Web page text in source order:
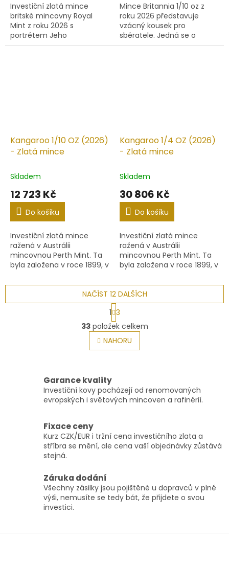
Investiční zlatá mince
britské mincovny Royal
Mint z roku 2026 s
portrétem Jeho
Veličenstva krále Karla III.
Mince Britannia 1/10 oz z
roku 2026 představuje
vzácný kousek pro
sběratele. Jedná se o
limitovanou edici 500 kusů
Kangaroo 1/10 OZ (2026)
- Zlatá mince
Skladem
12 723 Kč
Do košíku
Investiční zlatá mince
ražená v Austrálii
mincovnou Perth Mint. Ta
byla založena v roce 1899, v
Britské královské mincovny.
Dnes je plně vlastněna...
Kangaroo 1/4 OZ (2026)
- Zlatá mince
Skladem
30 806 Kč
Do košíku
Investiční zlatá mince
ražená v Austrálii
mincovnou Perth Mint. Ta
byla založena v roce 1899, v
Britské královské mincovny.
Dnes je plně vlastněna...
O
v
l
á
í
p
y
v
s
u
NAČÍST 12 DALŠÍCH
S
t
r
á
n
k
n
í
1 3
33položek celkem
NAHORU
Garance kvality
Investiční kovy pocházejí od renomovaných
evropských i světových mincoven a rafinérií.
Fixace ceny
Kurz CZK/EUR i tržní cena investičního zlata a
stříbra se mění, ale cena vaší objednávky zůstává
stejná.
Záruka dodání
Všechny zásilky jsou pojištěné u dopravců v plné
výši, nemusíte se tedy bát, že přijdete o svou
investici.
Z